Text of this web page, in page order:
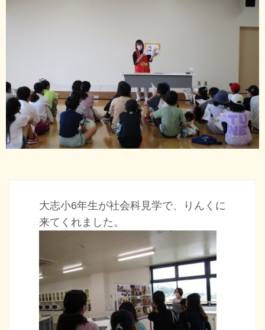
大志小6年生が社会科見学で、りんくに
来てくれました。